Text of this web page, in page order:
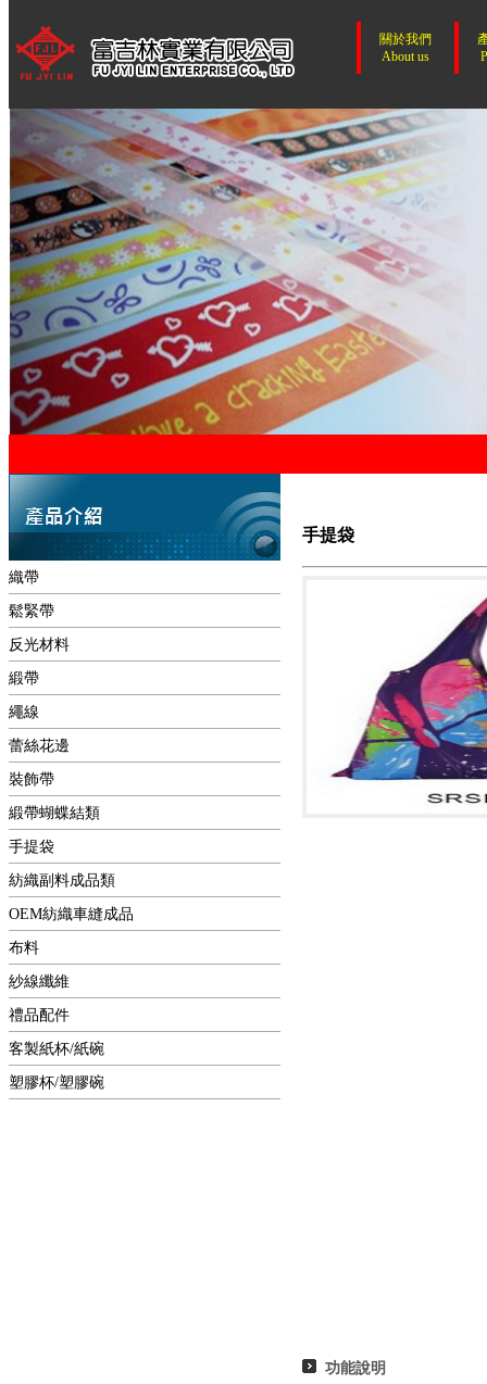
關於我們
About us
織帶
鬆緊帶
反光材料
緞帶
繩線
蕾絲花邊
裝飾帶
緞帶蝴蝶結類
手提袋
紡織副料成品類
OEM紡織車縫成品
布料
紗線纖維
禮品配件
客製紙杯/紙碗
塑膠杯/塑膠碗
手提袋
功能說明